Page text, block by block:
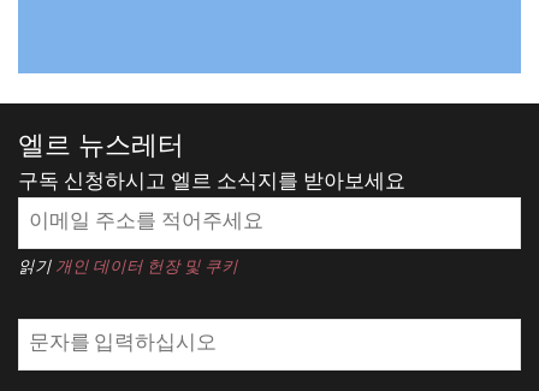
엘르 뉴스레터
구독 신청하시고 엘르 소식지를 받아보세요
읽기 개인 데이터 헌장 및 쿠키